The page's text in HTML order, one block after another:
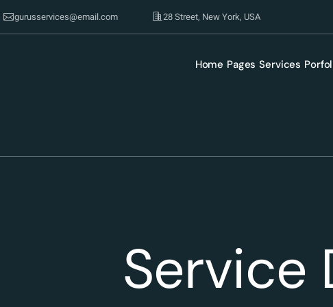
gurusservices@email.com 28 Street, New York, USA
Home Pages Services
Service